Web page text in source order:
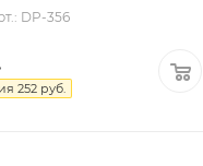
DP-356
252 руб.